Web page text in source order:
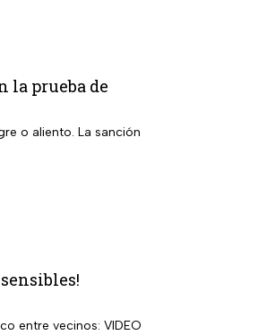
la prueba de
o aliento. La sanción
entre vecinos: VIDEO